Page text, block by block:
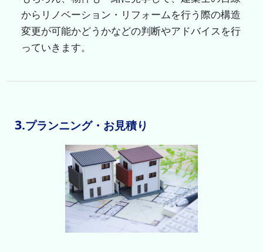
からリノベーション・リフォームを行う際の構造
変更が可能かどうかなどの判断やアドバイスを行
っていきます。
3.プランニング・お見積り